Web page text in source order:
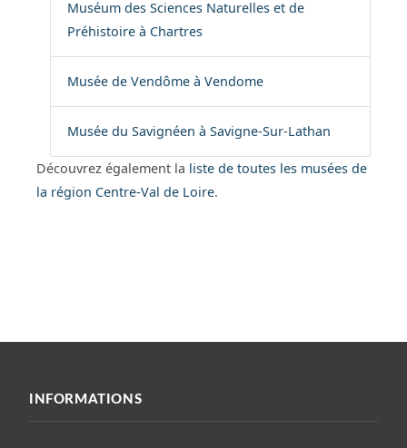
Muséum des Sciences Naturelles et de
Préhistoire à Chartres
Musée de Vendôme à Vendome
Musée du Savignéen à Savigne-Sur-Lathan
Découvrez également la liste de toutes les musées de
la région Centre-Val de Loire.
INFORMATIONS